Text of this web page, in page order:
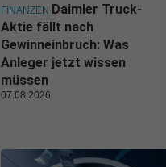
FINANZEN Daimler Truck-
Aktie fällt nach
Gewinneinbruch: Was
Anleger jetzt wissen
müssen
07.08.2026